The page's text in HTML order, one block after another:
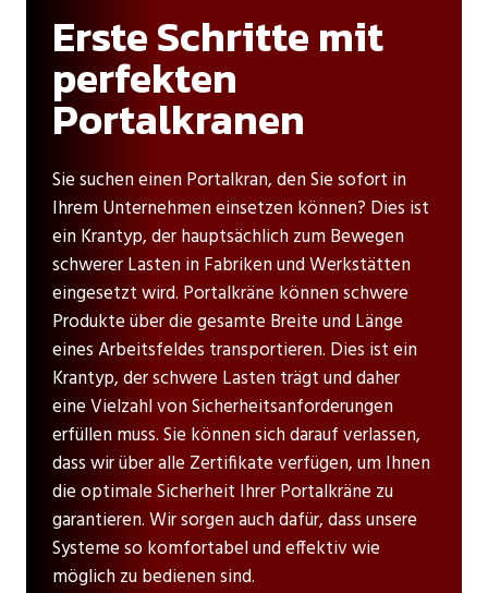
Erste Schritte mit
perfekten
Portalkranen
Sie suchen einen Portalkran, den Sie sofort in
Ihrem Unternehmen einsetzen können? Dies ist
ein Krantyp, der hauptsächlich zum Bewegen
schwerer Lasten in Fabriken und Werkstätten
eingesetzt wird. Portalkräne können schwere
Produkte über die gesamte Breite und Länge
eines Arbeitsfeldes transportieren. Dies ist ein
Krantyp, der schwere Lasten trägt und daher
eine Vielzahl von Sicherheitsanforderungen
erfüllen muss. Sie können sich darauf verlassen,
dass wir über alle Zertifikate verfügen, um Ihnen
die optimale Sicherheit Ihrer Portalkräne zu
garantieren. Wir sorgen auch dafür, dass unsere
Systeme so komfortabel und effektiv wie
möglich zu bedienen sind.